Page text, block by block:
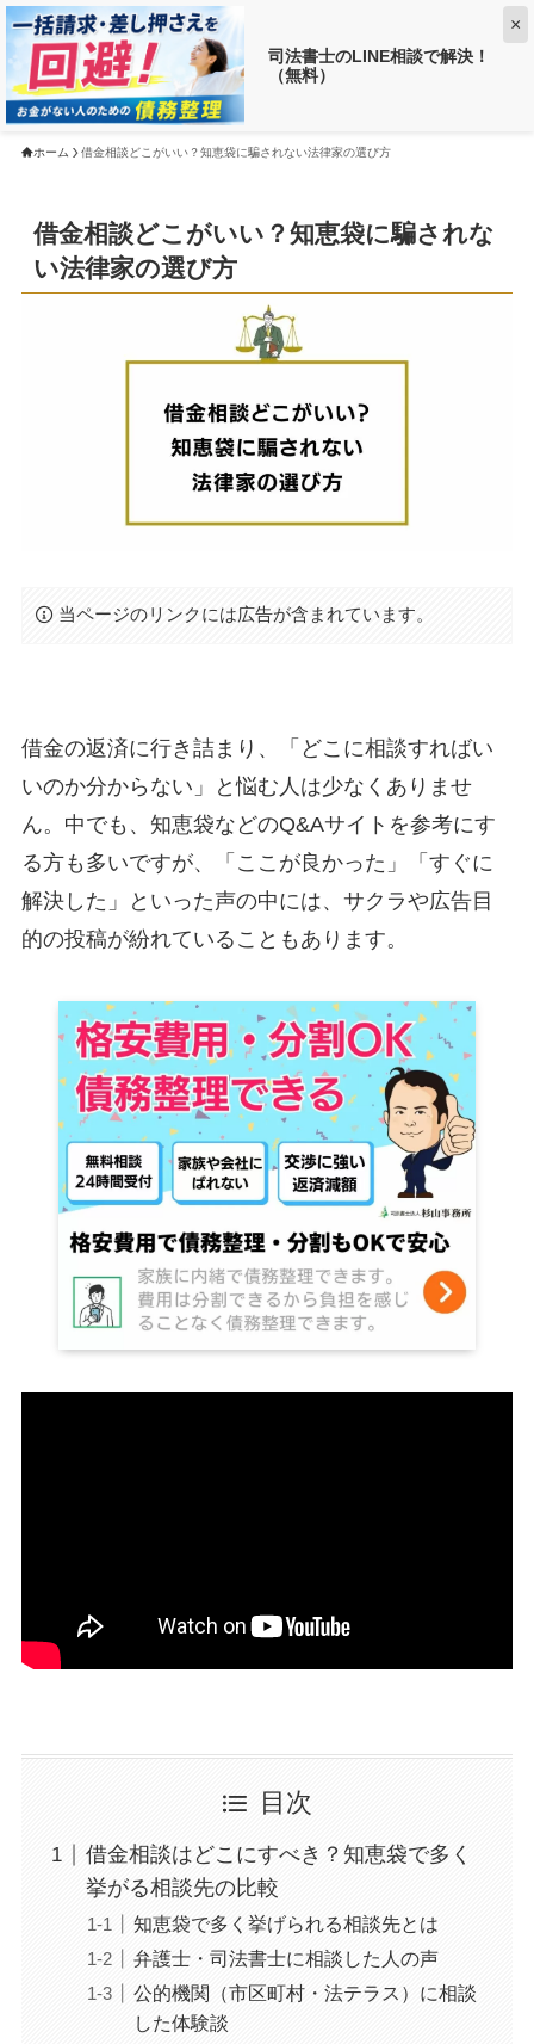
司法書士のLINE相談で解決！
（無料）
×
【返済がお得に!?】 借金がいくら減るか調べる ➡
ホーム 借金相談どこがいい？知恵袋に騙されない法律家の選び方
借金相談どこがいい？知恵袋に騙されな
い法律家の選び方
当ページのリンクには広告が含まれています。
借金の返済に行き詰まり、「どこに相談すればい
いのか分からない」と悩む人は少なくありませ
ん。中でも、知恵袋などのQ&Aサイトを参考にす
る方も多いですが、「ここが良かった」「すぐに
解決した」といった声の中には、サクラや広告目
的の投稿が紛れていることもあります。
目次
借金相談はどこにすべき？知恵袋で多く
挙がる相談先の比較
知恵袋で多く挙げられる相談先とは
弁護士・司法書士に相談した人の声
公的機関（市区町村・法テラス）に相談
した体験談